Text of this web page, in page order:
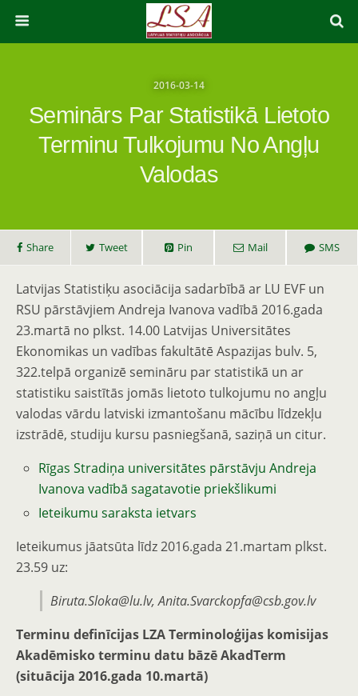
2016-03-14
Seminārs Par Statistikā Lietoto
Terminu Tulkojumu No Angļu
Valodas
Share Tweet Pin Mail SMS
Latvijas Statistiķu asociācija sadarbībā ar LU EVF un
RSU pārstāvjiem Andreja Ivanova vadībā 2016.gada
23.martā no plkst. 14.00 Latvijas Universitātes
Ekonomikas un vadības fakultātē Aspazijas bulv. 5,
322.telpā organizē semināru par statistikā un ar
statistiku saistītās jomās lietoto tulkojumu no angļu
valodas vārdu latviski izmantošanu mācību līdzekļu
izstrādē, studiju kursu pasniegšanā, saziņā un citur.
Rīgas Stradiņa universitātes pārstāvju Andreja
Ivanova vadībā sagatavotie priekšlikumi
Ieteikumu saraksta ietvars
Ieteikumus jāatsūta līdz 2016.gada 21.martam plkst.
23.59 uz:
Biruta.Sloka@lu.lv, Anita.Svarckopfa@csb.gov.lv
Terminu definīcijas LZA Terminoloģijas komisijas
Akadēmisko terminu datu bāzē AkadTerm
(situācija 2016.gada 10.martā)